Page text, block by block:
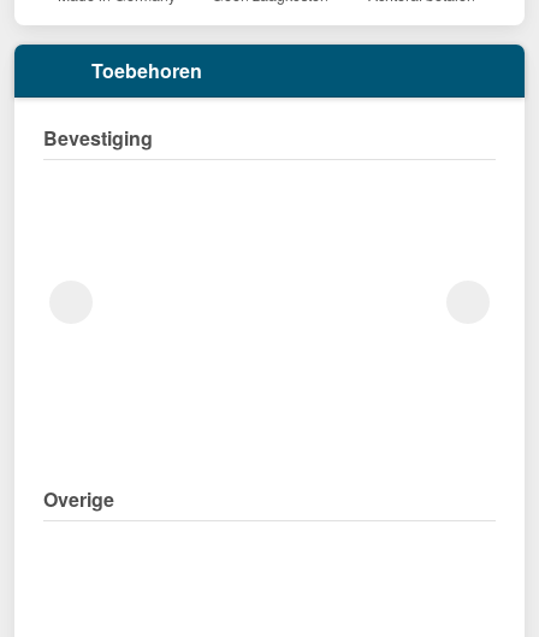
Toebehoren
Bevestiging
Overige